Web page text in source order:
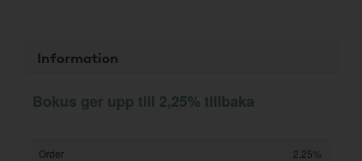
Information
Bokus ger upp till 2,25% tillbaka
Order
2,25%